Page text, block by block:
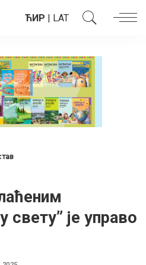
ЋИР | LAT
свету” је управо